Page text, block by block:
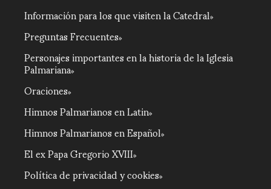
Información para los que visiten la Catedral
Preguntas Frecuentes
Personajes importantes en la historia de la Iglesia
Palmariana
Oraciones
Himnos Palmarianos en Latin
Himnos Palmarianos en Español
El ex Papa Gregorio XVIII
Política de privacidad y cookies